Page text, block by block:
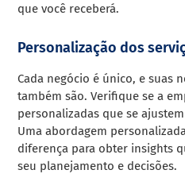
que você receberá.
Personalização dos
Cada negócio é único, e suas
também são. Verifique se a
personalizadas que se
Uma abordagem
diferença para obter insights
seu planejamento e decisões.